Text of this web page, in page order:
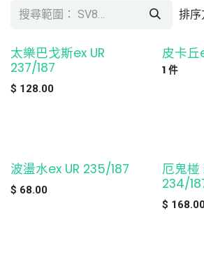
排
缺貨
太樂巴戈斯ex UR
237/187
$ 128.00
皮卡丘
1 件
缺貨
波盪水ex UR 235/187
$ 68.00
缺貨
厄鬼椪
234/
$